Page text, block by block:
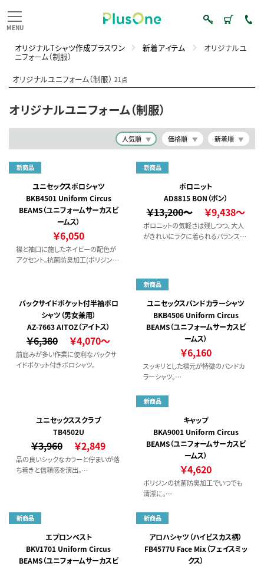
オリジナルTシャツ作成プラスワン 新着アイテム オリジナルユ
ニフォーム（制服）
オリジナルユニフォーム（制服）21点
オリジナルユニフォーム（制服）
人気順 価格順 新着順
新商品
ユニセックスポロシャツ
BKB4501 Uniform Circus
BEAMS（ユニフォームサーカスビ
ームス）
￥6,050
襟と袖口に施したネイビーの配色が
アクセント。抗菌防臭加工(ポリジン・
商品。
新商品
ポロニット
AD8815 BON（ボン）
￥13,200～ ￥9,438～
ポロニットの気軽さは残しつつ､大人
がきれいにラクに着られるバランスを
バックサイドポケット付半袖ポロ
シャツ（男女兼用）
AZ-7663 AITOZ（アイトス）
￥6,380 ￥4,070～
前屈みが多い作業に便利なバックサ
イドポケット付きポロシャツ。
新商品
ユニセックスバンドカラーシャツ
BKB4506 Uniform Circus
BEAMS（ユニフォームサーカスビ
ームス）
￥6,160
スッキリとした襟元が特徴のバンドカ
ラーシャツ。
ユニセックススクラブ
TB4502U
￥3,960 ￥2,849
品の良いシックなカラーと佇まいが落
ち着きと信頼感を演出。
新商品
キャップ
BKA9001 Uniform Circus
BEAMS（ユニフォームサーカスビ
ームス）
￥4,620
ポリジンの抗菌防臭加工でいつでも
清潔に。
新商品
エプロンベスト
BKV1701 Uniform Circus
BEAMS（ユニフォームサーカスビ
新商品
アロハシャツ（ハイビスカス柄）
FB4577U Face Mix（フェイスミッ
クス）